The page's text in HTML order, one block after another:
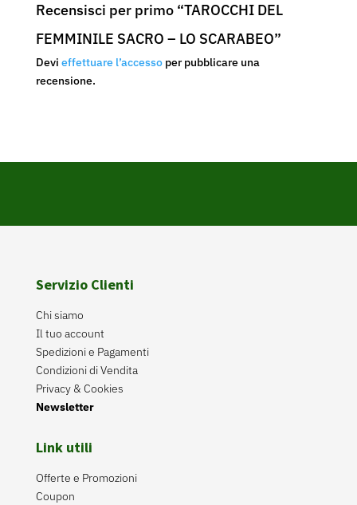
Recensisci per primo “TAROCCHI DEL
FEMMINILE SACRO – LO SCARABEO”
Devi effettuare l’accessoper pubblicare una
recensione.
Servizio Clienti
Chi siamo
Il tuo account
Spedizioni e Pagamenti
Condizioni di Vendita
Privacy & Cookies
Newsletter
Link utili
Offerte e Promozioni
Coupon